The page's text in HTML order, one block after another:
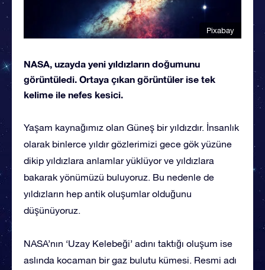
Pixabay
NASA, uzayda yeni yıldızların doğumunu
görüntüledi. Ortaya çıkan görüntüler ise tek
kelime ile nefes kesici.
Yaşam kaynağımız olan Güneş bir yıldızdır. İnsanlık
olarak binlerce yıldır gözlerimizi gece gök yüzüne
dikip yıldızlara anlamlar yüklüyor ve yıldızlara
bakarak yönümüzü buluyoruz. Bu nedenle de
yıldızların hep antik oluşumlar olduğunu
düşünüyoruz.
NASA’nın ‘Uzay Kelebeği’ adını taktığı oluşum ise
aslında kocaman bir gaz bulutu kümesi. Resmi adı